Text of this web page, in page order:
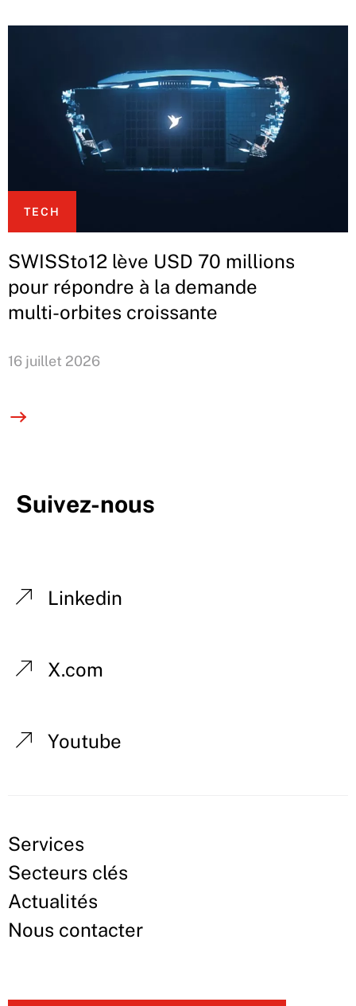
TECH
SWISSto12 lève USD 70 millions
pour répondre à la demande
multi-orbites croissante
16 juillet 2026
Suivez-nous
Linkedin
X.com
Youtube
Services
Secteurs clés
Actualités
Nous contacter